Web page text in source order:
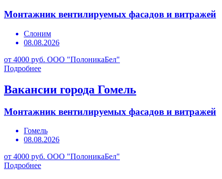
Монтажник вентилируемых фасадов и витражей
Слоним
08.08.2026
от 4000 руб. ООО "ПолоникаБел"
Подробнее
Вакансии города Гомель
Монтажник вентилируемых фасадов и витражей
Гомель
08.08.2026
от 4000 руб. ООО "ПолоникаБел"
Подробнее